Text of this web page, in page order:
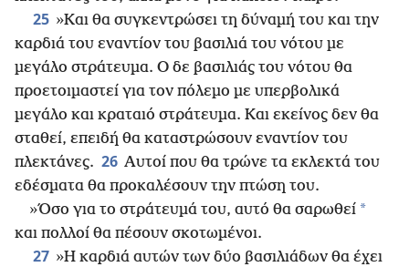
25 »Και θα συγκεντρώσει τη δύναμή του και την
καρδιά του εναντίον του βασιλιά του νότου με
μεγάλο στράτευμα. Ο δε βασιλιάς του νότου θα
προετοιμαστεί για τον πόλεμο με υπερβολικά
μεγάλο και κραταιό στράτευμα. Και εκείνος δεν θα
σταθεί, επειδή θα καταστρώσουν εναντίον του
πλεκτάνες. 26 Αυτοί που θα τρώνε τα εκλεκτά του
εδέσματα θα προκαλέσουν την πτώση του.
»Όσο για το στράτευμά του, αυτό θα σαρωθεί *
και πολλοί θα πέσουν σκοτωμένοι.
27 »Η καρδιά αυτών των δύο βασιλιάδων θα έχει